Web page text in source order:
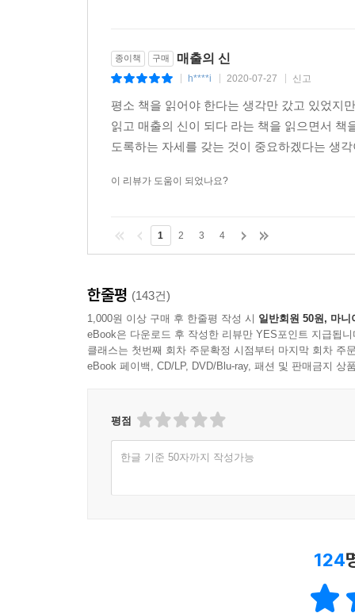
종이책 구매 매출의 신
h****i 2020-07-27 신고
평소 책을 읽어야 한다는 생각만 갔고 있었지
읽고 매출의 신이 되다 라는 책을 읽으면서
도록하는 자세를 갖는 것이 중요하겠다는 생
이 리뷰가 도움이 되었나요?
1 2 3 4
한줄평 (143건)
1,000원 이상 구매 후 한줄평 작성 시 일반회원 50원, 마니
eBook은 다운로드 후 작성한 리뷰만 YES포인트 지급됩니
클래스는 첫번째 회차 주문확정 시점부터 마지막 회차 주
eBook 페이백, CD/LP, DVD/Blu-ray, 패션 및 판매금지 상
평점
한글 기준 50자까지 작성가능
124